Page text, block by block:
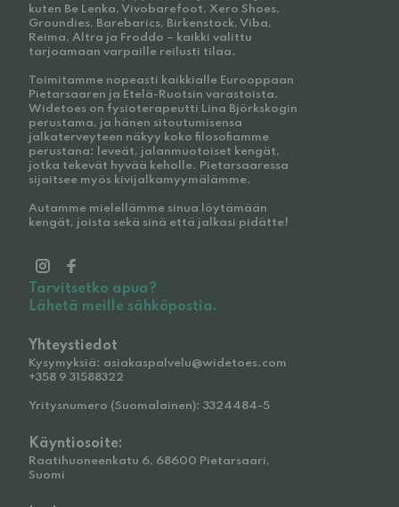
kuten Be Lenka, Vivobarefoot, Xero Shoes,
Groundies, Barebarics, Birkenstock, Viba,
Reima, Altra ja Froddo – kaikki valittu
tarjoamaan varpaille reilusti tilaa.
Toimitamme nopeasti kaikkialle Eurooppaan
Pietarsaaren ja Etelä-Ruotsin varastoista.
Widetoes on fysioterapeutti Lina Björkskogin
perustama, ja hänen sitoutumisensa
jalkaterveyteen näkyy koko filosofiamme
perustana: leveät, jalanmuotoiset kengät,
jotka tekevät hyvää keholle. Pietarsaaressa
sijaitsee myös kivijalkamyymälämme.
Autamme mielellämme sinua löytämään
kengät, joista sekä sinä että jalkasi pidätte!
Tarvitsetko apua?
Lähetä meille sähköpostia.
Yhteystiedot
Kysymyksiä: asiakaspalvelu@widetoes.com
+358 9 31588322
Yritysnumero (Suomalainen): 3324484-5
Käyntiosoite:
Raatihuoneenkatu 6, 68600 Pietarsaari,
Suomi